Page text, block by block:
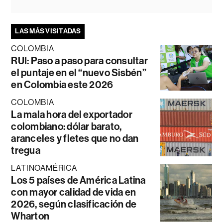
LAS MÁS VISITADAS
COLOMBIA
RUI: Paso a paso para consultar
el puntaje en el “nuevo Sisbén”
en Colombia este 2026
COLOMBIA
La mala hora del exportador
colombiano: dólar barato,
aranceles y fletes que no dan
tregua
LATINOAMÉRICA
Los 5 países de América Latina
con mayor calidad de vida en
2026, según clasificación de
Wharton